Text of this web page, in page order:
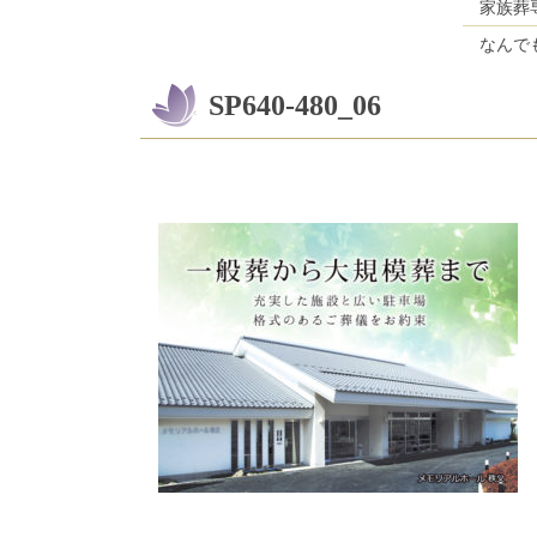
家族葬
なんで
SP640-480_06